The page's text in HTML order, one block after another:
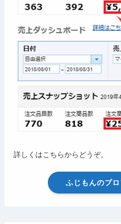
詳しくはこちらからどうぞ。
ふじもんのプ